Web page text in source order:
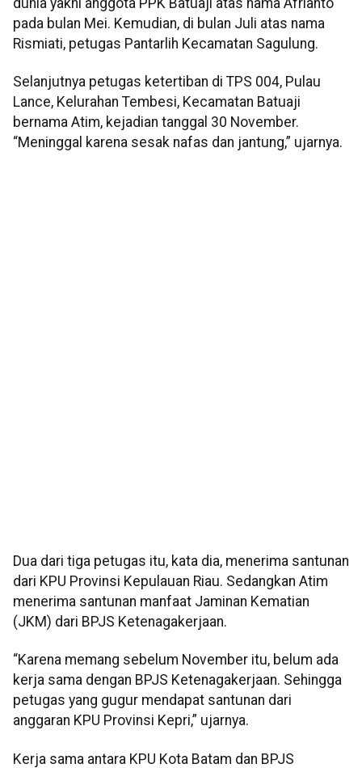
pada bulan Mei. Kemudian, di bulan Juli atas nama
Rismiati, petugas Pantarlih Kecamatan Sagulung.
Selanjutnya petugas ketertiban di TPS 004, Pulau
Lance, Kelurahan Tembesi, Kecamatan Batuaji
bernama Atim, kejadian tanggal 30 November.
“Meninggal karena sesak nafas dan jantung,” ujarnya.
Dua dari tiga petugas itu, kata dia, menerima santunan
dari KPU Provinsi Kepulauan Riau. Sedangkan Atim
menerima santunan manfaat Jaminan Kematian
(JKM) dari BPJS Ketenagakerjaan.
“Karena memang sebelum November itu, belum ada
kerja sama dengan BPJS Ketenagakerjaan. Sehingga
petugas yang gugur mendapat santunan dari
anggaran KPU Provinsi Kepri,” ujarnya.
Kerja sama antara KPU Kota Batam dan BPJS